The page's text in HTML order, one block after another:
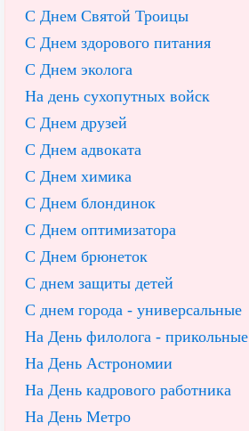
С Днем Святой Троицы
С Днем здорового питания
С Днем эколога
На день сухопутных войск
С Днем друзей
С Днем адвоката
С Днем химика
С Днем блондинок
С Днем оптимизатора
С Днем брюнеток
С днем защиты детей
С днем города - универсальные
На День филолога - прикольные
На День Астрономии
На День кадрового работника
На День Метро